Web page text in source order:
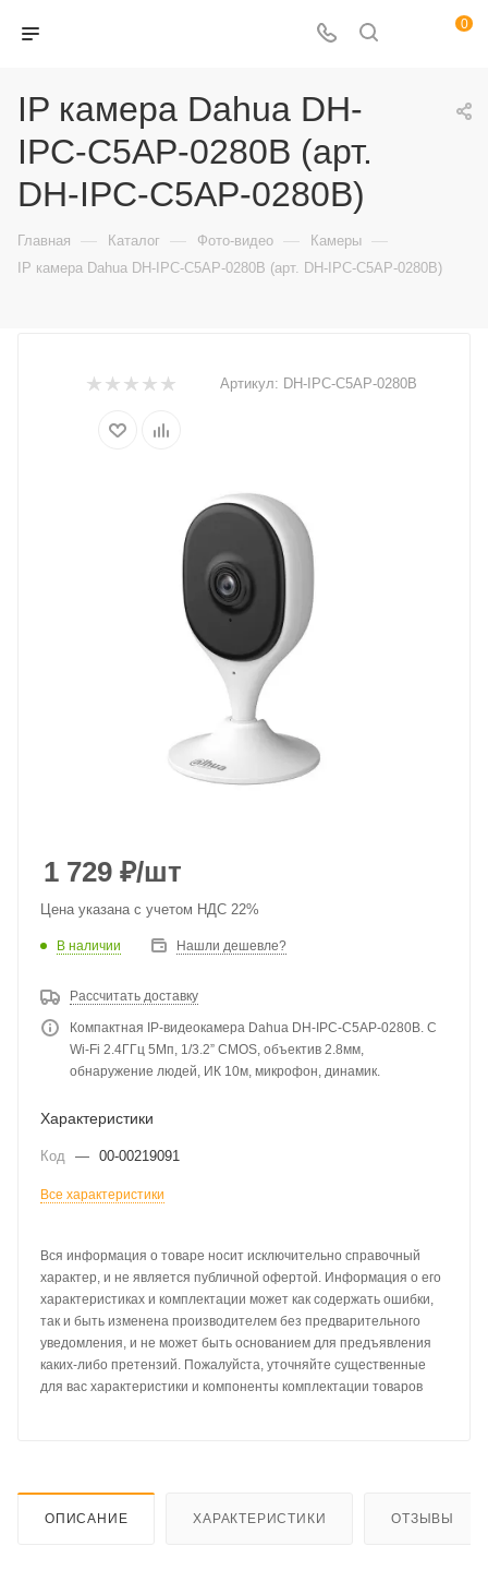
0
IP камера Dahua DH-
IPC-C5AP-0280B (арт.
DH-IPC-C5AP-0280B)
Главная — Каталог — Фото-видео — Камеры —
IP камера Dahua DH-IPC-C5AP-0280B (арт. DH-IPC-C5AP-0280B)
Артикул: DH-IPC-C5AP-0280B
1 729 ₽/шт
Цена указана с учетом НДС 22%
В наличии Нашли дешевле?
Рассчитать доставку
Компактная IP-видеокамера Dahua DH-IPC-C5AP-0280B. С
Wi-Fi 2.4ГГц 5Мп, 1/3.2” CMOS, объектив 2.8мм,
обнаружение людей, ИК 10м, микрофон, динамик.
Характеристики
Код — 00-00219091
Все характеристики
Вся информация о товаре носит исключительно справочный
характер, и не является публичной офертой. Информация о его
характеристиках и комплектации может как содержать ошибки,
так и быть изменена производителем без предварительного
уведомления, и не может быть основанием для предъявления
каких-либо претензий. Пожалуйста, уточняйте существенные
для вас характеристики и компоненты комплектации товаров
ОПИСАНИЕ ХАРАКТЕРИСТИКИ ОТЗЫВЫ